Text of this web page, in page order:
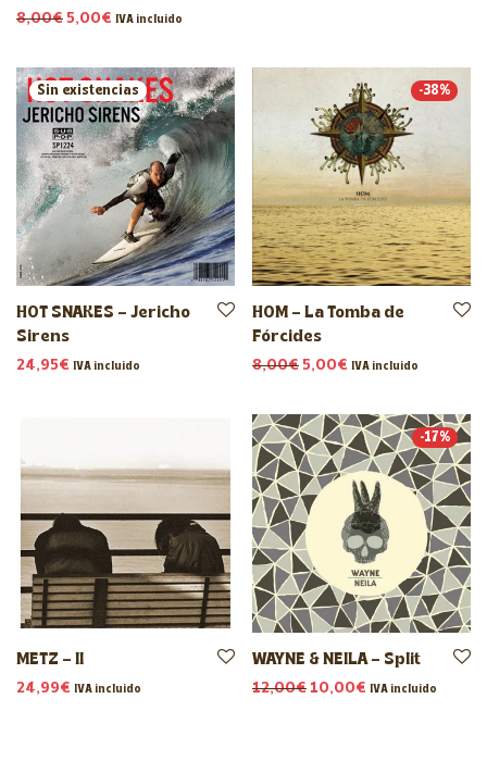
8,00€ El precio original era: 8,00€.
5,00€ El precio actual es: 5,00€.
IVA incluido
HOT SNAKES – Jericho
Sirens
24,95€ IVA incluido
-38%
HOM – La Tomba de
Fórcides
8,00€ El precio original era:
5,00€ El precio actual
IVA incluido
METZ – II
24,99€ IVA incluido
-17%
WAYNE & NEILA – Split
12,00€ El precio original era:
10,00€ El precio actual
IVA incluido